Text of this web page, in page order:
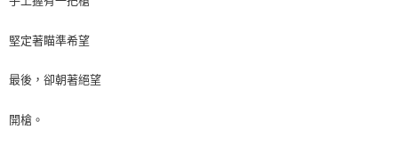
堅定著瞄準希望
最後，卻朝著絕望
開槍。